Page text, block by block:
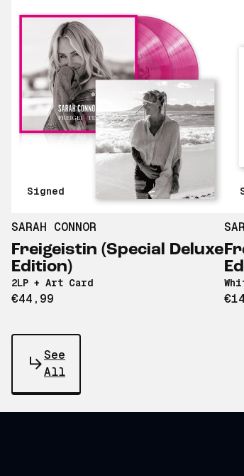
Signed
SARAH CONNOR
Freigeistin (Special Deluxe
Edition)
2LP + Art Card
€44,99
See
All